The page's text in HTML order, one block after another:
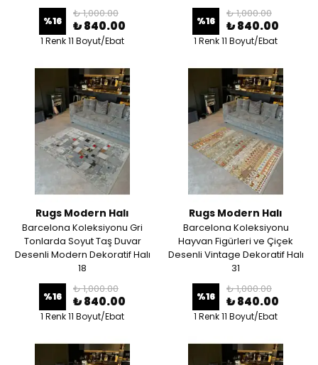
%16
₺ 1,000.00
₺ 840.00
1 Renk 11 Boyut/Ebat
%16
₺ 1,000.00
₺ 840.00
1 Renk 11 Boyut/Ebat
Rugs Modern Halı
Barcelona Koleksiyonu Gri
Tonlarda Soyut Taş Duvar
Desenli Modern Dekoratif Halı
18
%16
₺ 1,000.00
₺ 840.00
1 Renk 11 Boyut/Ebat
Rugs Modern Halı
Barcelona Koleksiyonu
Hayvan Figürleri ve Çiçek
Desenli Vintage Dekoratif Halı
31
%16
₺ 1,000.00
₺ 840.00
1 Renk 11 Boyut/Ebat